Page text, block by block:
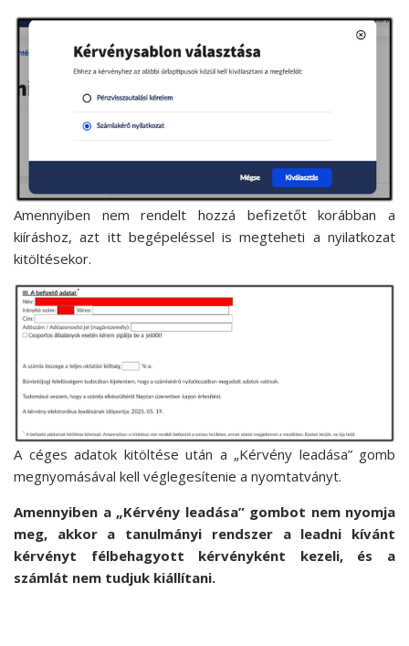
Amennyiben nem rendelt hozzá befizetőt korábban a
kiíráshoz, azt itt begépeléssel is megteheti a nyilatkozat
kitöltésekor.
A céges adatok kitöltése után a „Kérvény leadása” gomb
megnyomásával kell véglegesítenie a nyomtatványt.
Amennyiben a „Kérvény leadása” gombot nem nyomja
meg, akkor a tanulmányi rendszer a leadni kívánt
kérvényt félbehagyott kérvényként kezeli, és a
számlát nem tudjuk kiállítani.